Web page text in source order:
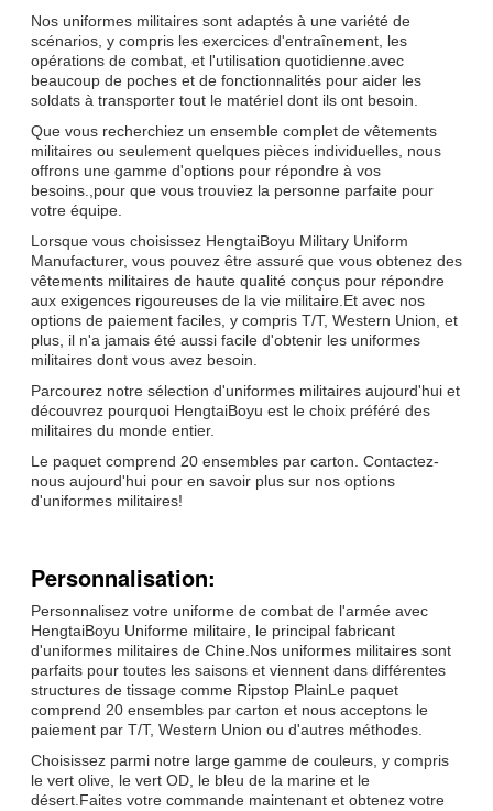
Nos uniformes militaires sont adaptés à une variété de
scénarios, y compris les exercices d'entraînement, les
opérations de combat, et l'utilisation quotidienne.avec
beaucoup de poches et de fonctionnalités pour aider les
soldats à transporter tout le matériel dont ils ont besoin.
Que vous recherchiez un ensemble complet de vêtements
militaires ou seulement quelques pièces individuelles, nous
offrons une gamme d'options pour répondre à vos
besoins.,pour que vous trouviez la personne parfaite pour
votre équipe.
Lorsque vous choisissez HengtaiBoyu Military Uniform
Manufacturer, vous pouvez être assuré que vous obtenez des
vêtements militaires de haute qualité conçus pour répondre
aux exigences rigoureuses de la vie militaire.Et avec nos
options de paiement faciles, y compris T/T, Western Union, et
plus, il n'a jamais été aussi facile d'obtenir les uniformes
militaires dont vous avez besoin.
Parcourez notre sélection d'uniformes militaires aujourd'hui et
découvrez pourquoi HengtaiBoyu est le choix préféré des
militaires du monde entier.
Le paquet comprend 20 ensembles par carton. Contactez-
nous aujourd'hui pour en savoir plus sur nos options
d'uniformes militaires!
Personnalisation:
Personnalisez votre uniforme de combat de l'armée avec
HengtaiBoyu Uniforme militaire, le principal fabricant
d'uniformes militaires de Chine.Nos uniformes militaires sont
parfaits pour toutes les saisons et viennent dans différentes
structures de tissage comme Ripstop PlainLe paquet
comprend 20 ensembles par carton et nous acceptons le
paiement par T/T, Western Union ou d'autres méthodes.
Choisissez parmi notre large gamme de couleurs, y compris
le vert olive, le vert OD, le bleu de la marine et le
désert.Faites votre commande maintenant et obtenez votre